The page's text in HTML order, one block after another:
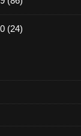
(24)